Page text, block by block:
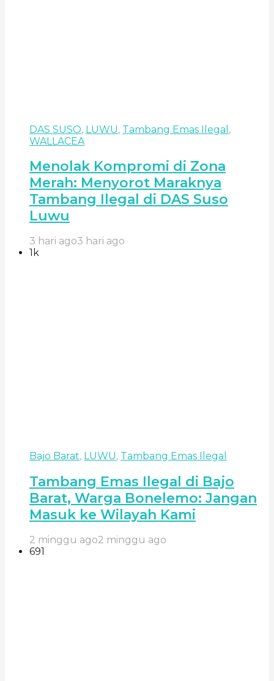
DAS SUSO, LUWU, Tambang Emas Ilegal ,
WALLACEA
Menolak Kompromi di Zona
Merah: Menyorot Maraknya
Tambang Ilegal di DAS Suso
Luwu
3 hari ago3 hari ago
1k
Bajo Barat, LUWU, Tambang Emas Ilegal
Tambang Emas Ilegal di Bajo
Barat, Warga Bonelemo: Jangan
Masuk ke Wilayah Kami
2 minggu ago2 minggu ago
691